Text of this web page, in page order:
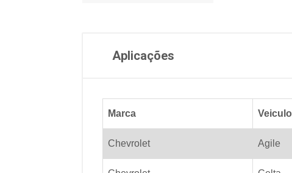
Aplicações
Marca Veiculo
Chevrolet Agile